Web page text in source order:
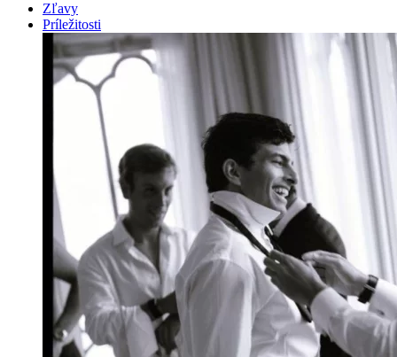
Zľavy
Príležitosti